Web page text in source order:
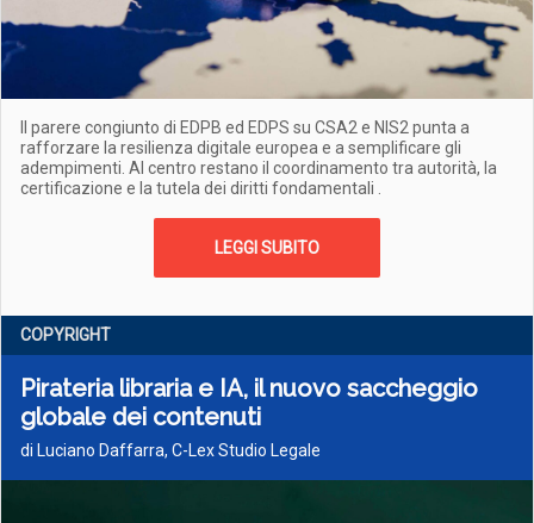
Il parere congiunto di EDPB ed EDPS su CSA2 e NIS2 punta a
rafforzare la resilienza digitale europea e a semplificare gli
adempimenti. Al centro restano il coordinamento tra autorità, la
certificazione e la tutela dei diritti fondamentali .
LEGGI SUBITO
COPYRIGHT
Pirateria libraria e IA, il nuovo saccheggio
globale dei contenuti
di Luciano Daffarra, C-Lex Studio Legale